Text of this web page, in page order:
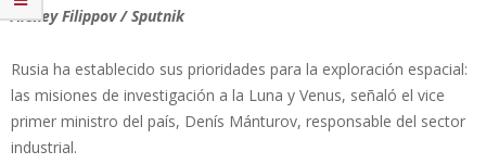
Alexey Filippov / Sputnik
Rusia ha establecido sus prioridades para la exploración espacial:
las misiones de investigación a la Luna y Venus, señaló el vice
primer ministro del país, Denís Mánturov, responsable del sector
industrial.